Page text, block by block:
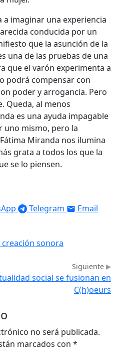
a imaginar una experiencia
conducida por un
que la asunción de la
una de las pruebas de una
que el varón experimenta a
podrá compensar con
poder y arrogancia. Pero
Queda, al menos
es una ayuda impagable
uno mismo, pero la
Miranda nos ilumina
grata a todos los que la
se lo piensen.
Telegram Email
sonora
Siguiente
social se fusionan en
C(h)oeurs
no será publicada.
marcados con *